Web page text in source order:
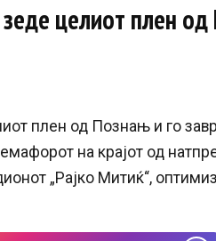
целиот плен
плен од Познањ и го
на крајот од
„Рајко Митиќ“,